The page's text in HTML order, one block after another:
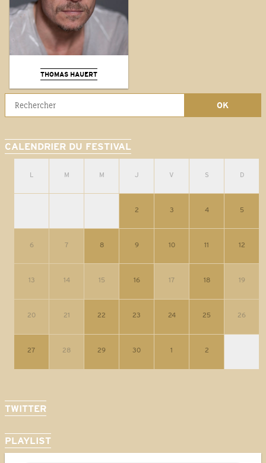
THOMAS HAUERT
CALENDRIER DU FESTIVAL
L M M J V S D
2 3 4 5
6 7 8 9 10 11 12
13 14 15 16 17 18 19
20 21 22 23 24 25 26
27 28 29 30 1 2
TWITTER
PLAYLIST